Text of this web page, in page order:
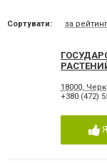
Сортувати: за
18000,
+380 (472)